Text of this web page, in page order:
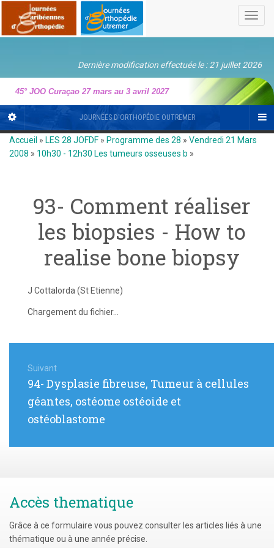
Dernière modification effectuée le : 21 juillet 2026
45° JOO Curaçao 27 mars au 3 avril 2027
JOURNÉES D'ORTHOPÉDIE OUTREMER
Accueil » LES 28 JOFDF » Programme des 28 » Vendredi 21 Mars
2008 » 10h30 - 12h30 Les tumeurs osseuses b »
93- Comment réaliser
les biopsies - How to
realise bone biopsy
J Cottalorda (St Etienne)
Chargement du fichier...
de
l’article
Suivant
Article
:
94- Dysplasie fibreuse, Tumeur à cellules
géantes, ostéome ostéoide et
ostéoblastome
Accès thematique
Grâce à ce formulaire vous pouvez consulter les articles liés à une
thématique ou à une année précise.